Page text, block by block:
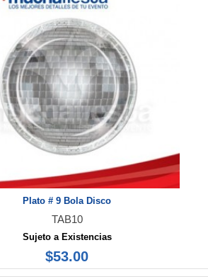
Plato # 9 Bola Disco
TAB10
Sujeto a Existencias
$53.00